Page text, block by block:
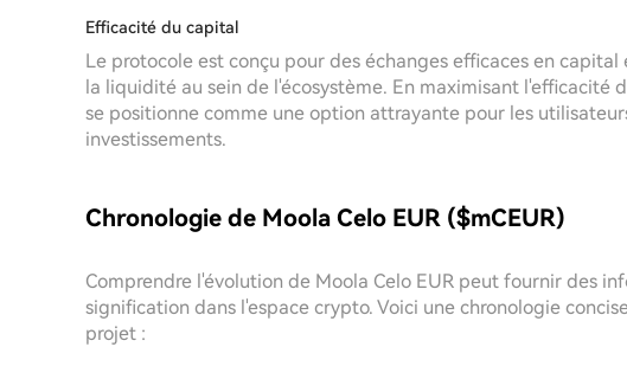
Efficacité du capital
Le protocole est conçu pour des échanges efficaces en
la liquidité au sein de l'écosystème. En maximisant l'efficacité
se positionne comme une option attrayante pour les
investissements.
Chronologie de Moola Celo EUR ($mCEUR)
Comprendre l'évolution de Moola Celo EUR peut fournir des
signification dans l'espace crypto. Voici une chronologie
projet :